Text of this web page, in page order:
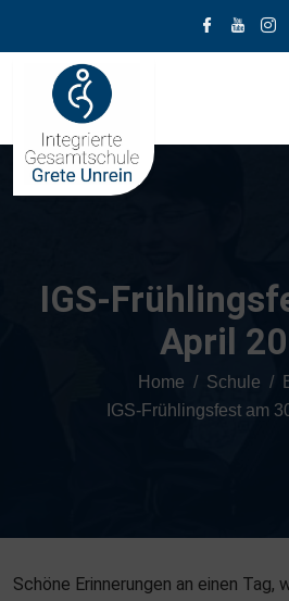
IGS-
April
Home Schule
IGS-Frühlingsfest am
Schöne Erinnerungen an einen